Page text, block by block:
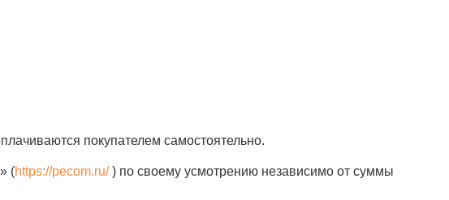
покупателем самостоятельно.
(https://pecom.ru/) по своему усмотрению независимо от суммы